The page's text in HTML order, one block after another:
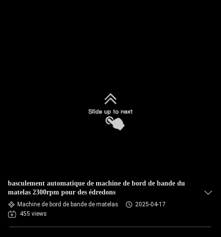
basculement automatique de machine de bord de bande du
matelas 2300rpm pour des édredons
Machine de bord de bande de matelas
2025-04-17
455 views